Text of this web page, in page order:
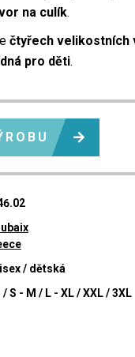
na culík.
čtyřech velikostních
pro děti.
/ dětská
/ S - M / L - XL / XXL / 3XL